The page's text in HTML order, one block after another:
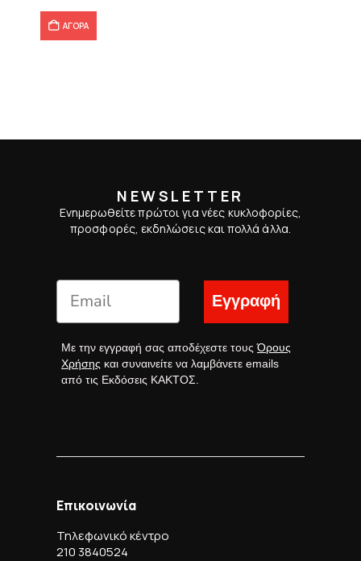
ΑΓΟΡΑ
NEWSLETTER
Ενημερωθείτε πρώτοι για νέες κυκλοφορίες,
προσφορές, εκδηλώσεις και πολλά άλλα.
Εγγραφή
Με την εγγραφή σας αποδέχεστε τουςΌρους
Χρήσης και συναινείτε να λαμβάνετε emails
από τις Εκδόσεις ΚΑΚΤΟΣ.
Επικοινωνία
Τηλεφωνικό κέντρο
210 3840524